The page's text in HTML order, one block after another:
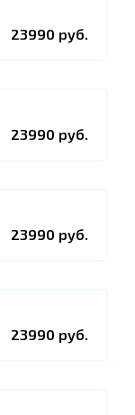
23990 руб.
23990 руб.
23990 руб.
23990 руб.